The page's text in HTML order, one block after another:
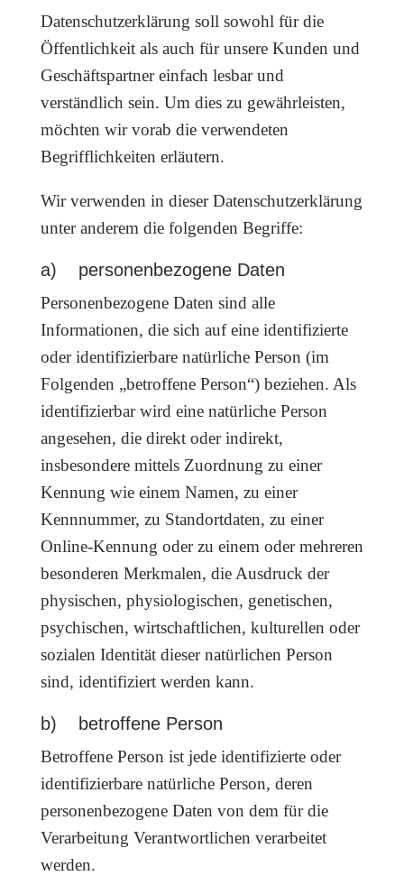
Datenschutzerklärung soll sowohl für die
Öffentlichkeit als auch für unsere Kunden und
Geschäftspartner einfach lesbar und
verständlich sein. Um dies zu gewährleisten,
möchten wir vorab die verwendeten
Begrifflichkeiten erläutern.
Wir verwenden in dieser Datenschutzerklärung
unter anderem die folgenden Begriffe:
a) personenbezogene Daten
Personenbezogene Daten sind alle
Informationen, die sich auf eine identifizierte
oder identifizierbare natürliche Person (im
Folgenden „betroffene Person“) beziehen. Als
identifizierbar wird eine natürliche Person
angesehen, die direkt oder indirekt,
insbesondere mittels Zuordnung zu einer
Kennung wie einem Namen, zu einer
Kennnummer, zu Standortdaten, zu einer
Online-Kennung oder zu einem oder mehreren
besonderen Merkmalen, die Ausdruck der
physischen, physiologischen, genetischen,
psychischen, wirtschaftlichen, kulturellen oder
sozialen Identität dieser natürlichen Person
sind, identifiziert werden kann.
b) betroffene Person
Betroffene Person ist jede identifizierte oder
identifizierbare natürliche Person, deren
personenbezogene Daten von dem für die
Verarbeitung Verantwortlichen verarbeitet
werden.